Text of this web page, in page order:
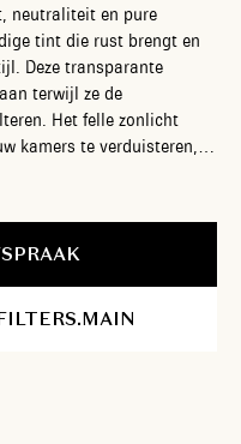
neutraliteit en pure
tint die rust brengt en
Deze transparante
terwijl ze de
Het felle zonlicht
kamers te verduisteren,
karakter behoudt.
inkijk, zodat u in
het contact met buiten te
gaat om